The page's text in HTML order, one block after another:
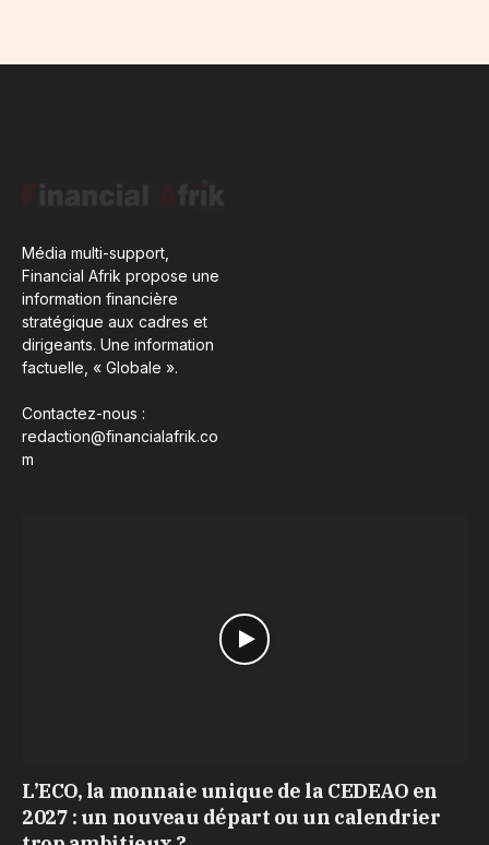
Média multi-support,
Financial Afrik propose une
information financière
stratégique aux cadres et
dirigeants. Une information
factuelle, « Globale ».
Contactez-nous :
redaction@financialafrik.co
m
L’ECO, la monnaie unique de la CEDEAO en
2027 : un nouveau départ ou un calendrier